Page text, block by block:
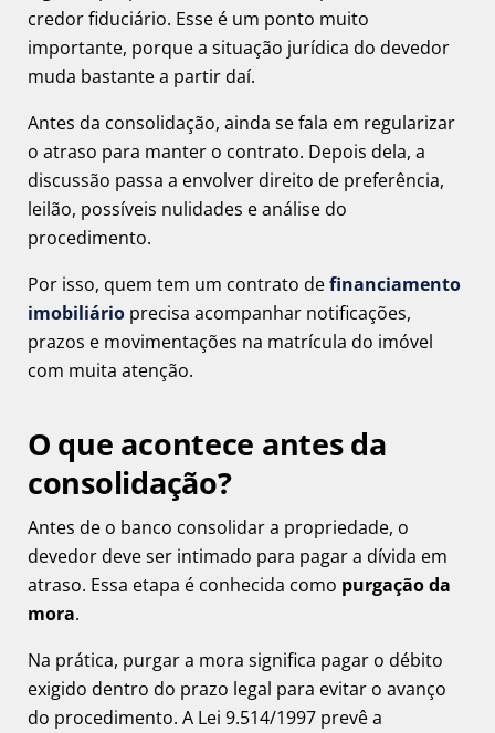
credor fiduciário. Esse é um ponto muito
importante, porque a situação jurídica do devedor
muda bastante a partir daí.
Antes da consolidação, ainda se fala em regularizar
o atraso para manter o contrato. Depois dela, a
discussão passa a envolver direito de preferência,
leilão, possíveis nulidades e análise do
procedimento.
Por isso, quem tem um contrato definanciamento
imobiliário precisa acompanhar notificações,
prazos e movimentações na matrícula do imóvel
com muita atenção.
O que acontece antes da
consolidação?
Antes de o banco consolidar a propriedade, o
devedor deve ser intimado para pagar a dívida em
atraso. Essa etapa é conhecida como purgação da
mora.
Na prática, purgar a mora significa pagar o débito
exigido dentro do prazo legal para evitar o avanço
do procedimento. A Lei 9.514/1997 prevê a